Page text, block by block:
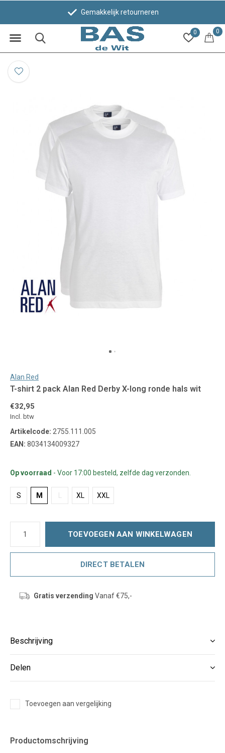
0 0
Gemakkelijk retourneren
Alan Red
T-shirt 2 pack Alan Red Derby X-long ronde hals wit
€32,95
Incl. btw
Artikelcode: 2755.111.005
EAN: 8034134009327
Op voorraad - Voor 17:00 besteld, zelfde dag verzonden.
S M XL XXL
TOEVOEGEN AAN WINKELWAGEN
DIRECT BETALEN
Gratis verzending Vanaf €75,-
Beschrijving
Delen
Toevoegen aan vergelijking
Productomschrijving